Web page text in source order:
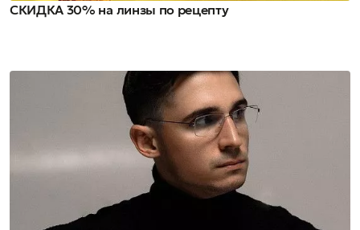
СКИДКА 30% на линзы по рецепту